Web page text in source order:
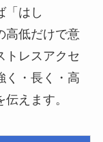
「はし
高低だけで意
トレスアクセ
く・長く・高
えます。